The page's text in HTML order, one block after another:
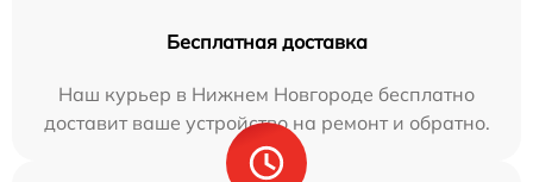
Бесплатная доставка
Наш курьер в Нижнем Новгороде бесплатно
доставит ваше устройство на ремонт и обратно.